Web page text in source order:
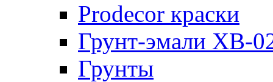
Prodecor краски
Грунт-эмали ХВ-
Грунты